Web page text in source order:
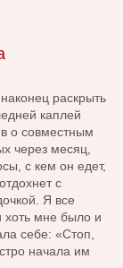
раскрыть
каплей
о совместным
через месяц,
с кем он едет,
с
Я все
хоть мне было и
себе: «Стоп,
начала им